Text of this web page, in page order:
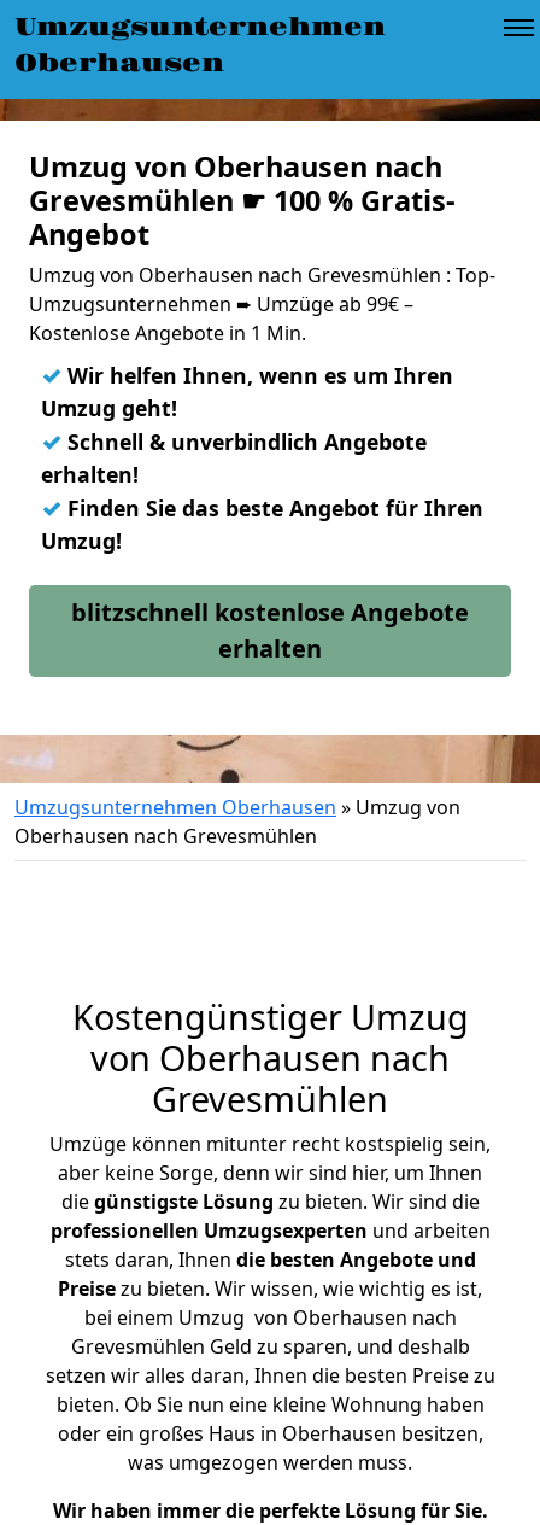
Umzugsunternehmen
Oberhausen
Umzug von Oberhausen nach
Grevesmühlen ☛ 100 % Gratis-
Angebot
Umzug von Oberhausen nach Grevesmühlen : Top-
Umzugsunternehmen ➨ Umzüge ab 99€ –
Kostenlose Angebote in 1 Min.
✓ Wir helfen Ihnen, wenn es um Ihren
Umzug geht!
✓ Schnell & unverbindlich Angebote
erhalten!
✓ Finden Sie das beste Angebot für Ihren
Umzug!
blitzschnell kostenlose Angebote
erhalten
Umzugsunternehmen Oberhausen » Umzug von
Oberhausen nach Grevesmühlen
Kostengünstiger Umzug
von Oberhausen nach
Grevesmühlen
Umzüge können mitunter recht kostspielig sein,
aber keine Sorge, denn wir sind hier, um Ihnen
diegünstigste Lösung zu bieten. Wir sind die
professionellen Umzugsexperten und arbeiten
stets daran, Ihnen die besten Angebote und
Preisezu bieten. Wir wissen, wie wichtig es ist,
bei einem Umzug von Oberhausen nach
Grevesmühlen Geld zu sparen, und deshalb
setzen wir alles daran, Ihnen die besten Preise zu
bieten. Ob Sie nun eine kleine Wohnung haben
oder ein großes Haus in Oberhausen besitzen,
was umgezogen werden muss.
Wir haben immer die perfekte Lösung für Sie.